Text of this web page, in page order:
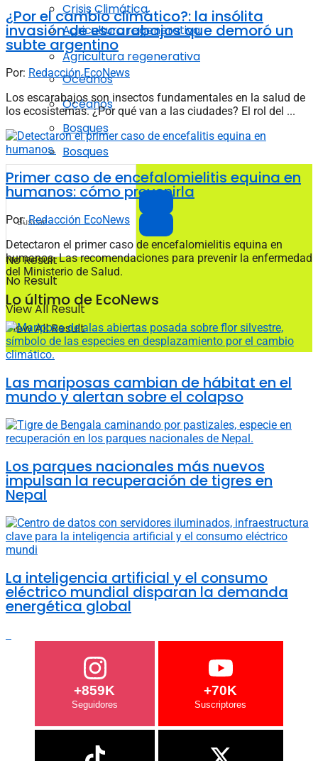
Agricultura regenerativa
Océanos
Bosques
No Result
View All Result
Crisis Climática
Agricultura regenerativa
Océanos
Bosques
No Result
View All Result
¿Por el cambio climático?: la insólita
invasión de escarabajos que demoró un
subte argentino
Por: Redacción EcoNews
Los escarabajos son insectos fundamentales en la salud de
los ecosistemas. ¿Por qué van a las ciudades? El rol del ...
Primer caso de encefalomielitis equina en
humanos: cómo prevenirla
Por: Redacción EcoNews
Detectaron el primer caso de encefalomielitis equina en
humanos. Las recomendaciones para prevenir la enfermedad
del Ministerio de Salud.
Lo último de EcoNews
Las mariposas cambian de hábitat en el
mundo y alertan sobre el colapso
Los parques nacionales más nuevos
impulsan la recuperación de tigres en
Nepal
La inteligencia artificial y el consumo
eléctrico mundial disparan la demanda
energética global
+859K +70K